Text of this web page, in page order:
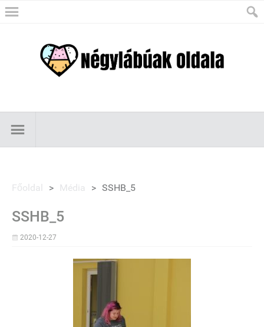
Főoldal > Média > SSHB_5
SSHB_5
2020-12-27